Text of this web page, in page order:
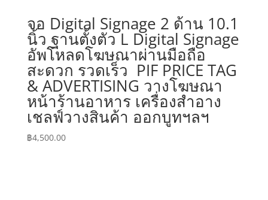
จอ Digital Signage 2 ด้าน 10.1
นิ้ว ฐานตั้งตัว L Digital Signage
อัพโหลดโฆษณาผ่านมือถือ
สะดวก รวดเร็ว PIF PRICE TAG
& ADVERTISING วางโฆษณา
หน้าร้านอาหาร เครื่องสำอาง
เชลฟ์วางสินค้า ออกบูทฯลฯ
฿4,500.00